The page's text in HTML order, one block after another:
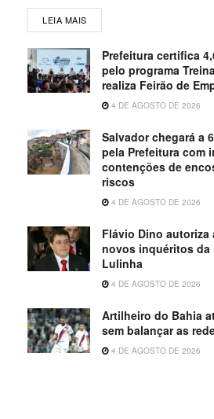
LEIA MAIS
Prefeitura certifica
pelo programa
realiza Feirão de
4 DE AGOSTO DE 2026
Salvador chegará a
pela Prefeitura com
contenções de
riscos
4 DE AGOSTO DE 2026
Flávio Dino
novos inquéritos da
Lulinha
4 DE AGOSTO DE 2026
Artilheiro do Bahia
sem balançar as
4 DE AGOSTO DE 2026